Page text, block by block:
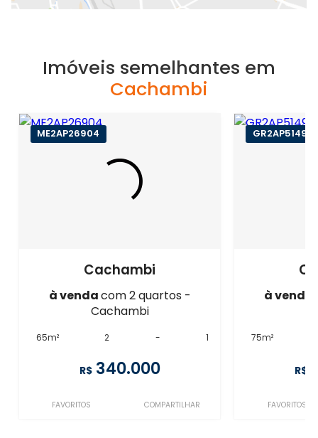
Imóveis semelhantes em
Cachambi
ME2AP26904
Cachambi
à vendacom 2 quartos -
Cachambi
65m² 2 - 1
R$ 340.000
FAVORITOS COMPARTILHAR
GR2AP51491
à venda
75m²
R$
FAVORITOS